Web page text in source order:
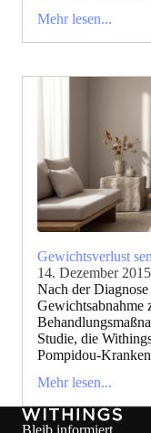
Mehr lesen...
Gewichtsverlust
14. Dezember 2015
Nach der
Gewichtsabnahme
Studie, die
Pompidou-
Mehr lesen...